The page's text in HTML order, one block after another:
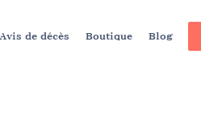
Avis de décès Boutique Blog